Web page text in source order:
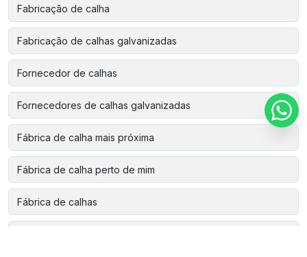
Fabricação de calha
Fabricação de calhas galvanizadas
Fornecedor de calhas
Fornecedores de calhas galvanizadas
Fábrica de calha mais próxima
Fábrica de calha perto de mim
Fábrica de calhas